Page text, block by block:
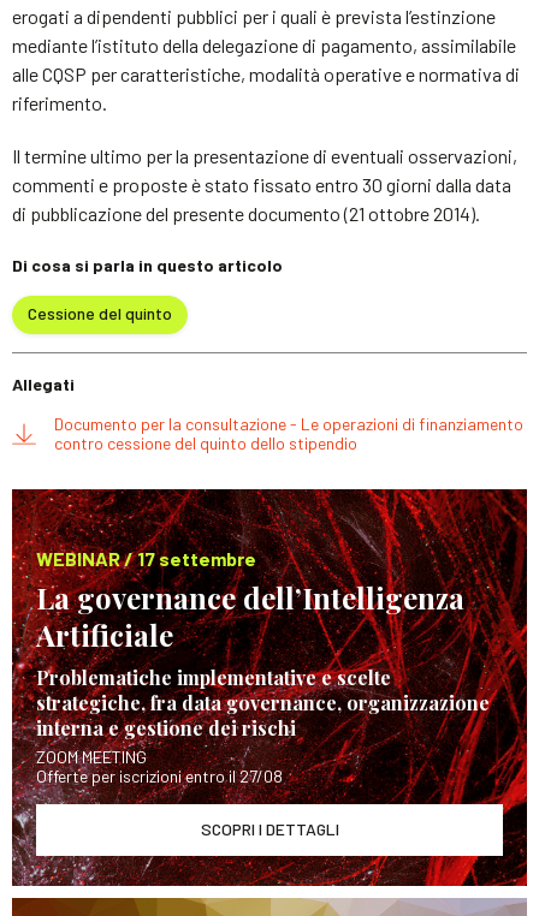
erogati a dipendenti pubblici per i quali è prevista l’estinzione
mediante l’istituto della delegazione di pagamento, assimilabile
alle CQSP per caratteristiche, modalità operative e normativa di
riferimento.
Il termine ultimo per la presentazione di eventuali osservazioni,
commenti e proposte è stato fissato entro 30 giorni dalla data
di pubblicazione del presente documento (21 ottobre 2014).
Di cosa si parla in questo articolo
Cessione del quinto
Allegati
Documento per la consultazione - Le operazioni di finanziamento
contro cessione del quinto dello stipendio
WEBINAR / 17 settembre
La governance dell’Intelligenza
Artificiale
Problematiche implementative e scelte
strategiche, fra data governance, organizzazione
interna e gestione dei rischi
ZOOM MEETING
Offerte per iscrizioni entro il 27/08
SCOPRI I DETTAGLI